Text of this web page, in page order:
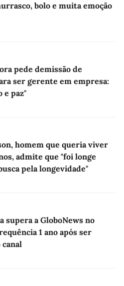
bolo e muita emoção
pede demissão de
ser gerente em empresa:
e paz"
homem que queria viver
admite que "foi longe
pela longevidade"
supera a GloboNews no
1 ano após ser